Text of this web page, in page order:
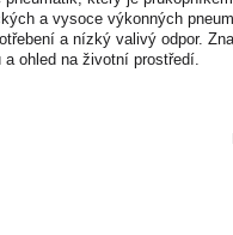
a vysoce výkonných
a nízký valivý odpor.
ohled na životní prostředí.